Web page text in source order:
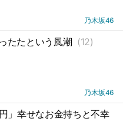
乃木坂46
たたという風潮 (12)
乃木坂46
」幸せなお金持ちと不幸